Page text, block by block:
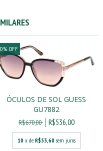
% OFF
ÓCULOS DE SOL GUESS
GU7882
R$670,00 R$536,00
10 x de R$53,60 sem juros